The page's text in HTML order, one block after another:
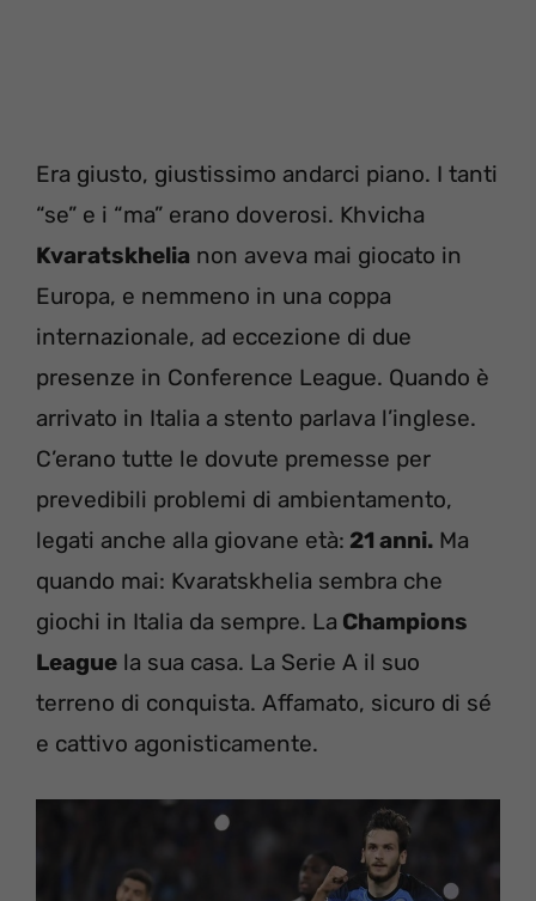
Era giusto, giustissimo andarci piano. I tanti
“se” e i “ma” erano doverosi. Khvicha
Kvaratskhelia non aveva mai giocato in
Europa, e nemmeno in una coppa
internazionale, ad eccezione di due
presenze in Conference League. Quando è
arrivato in Italia a stento parlava l’inglese.
C’erano tutte le dovute premesse per
prevedibili problemi di ambientamento,
legati anche alla giovane età: 21 anni. Ma
quando mai: Kvaratskhelia sembra che
giochi in Italia da sempre. La Champions
League la sua casa. La Serie A il suo
terreno di conquista. Affamato, sicuro di sé
e cattivo agonisticamente.